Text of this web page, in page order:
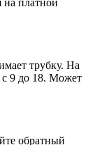
трубку. На
с 9 до 18. Может
обратный